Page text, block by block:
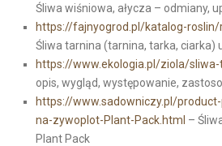
Śliwa wiśniowa, ałycza – odmiany,
https://fajnyogrod.pl/katalog-
Śliwa tarnina (tarnina, tarka, ciarka)
https://www.ekologia.pl/ziola/
opis, wygląd, występowanie,
https://www.sadowniczy.pl/
na-zywoplot-Plant-Pack.html –
Plant Pack